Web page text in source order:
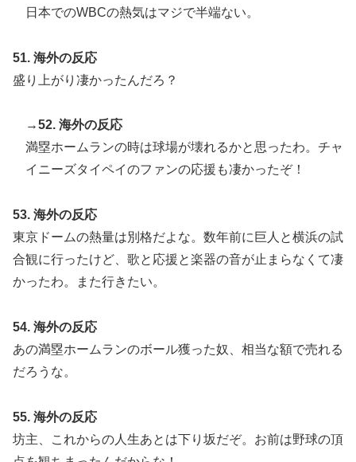
日本でのWBCの熱気はマジで半端ない。
51. 海外の反応
盛り上がり凄かったんだろ？
→52. 海外の反応
満塁ホームランの時は球場が壊れるかと思ったわ。チャ
イニーズタイペイのファンの応援も凄かったぞ！
53. 海外の反応
東京ドームの熱量は別格だよな。数年前に巨人と横浜の試
合観に行ったけど、歌と応援と楽器の音が止まらなくて凄
かったわ。また行きたい。
54. 海外の反応
あの満塁ホームランのボール獲った奴、相当な額で売れる
だろうな。
55. 海外の反応
坊主、これからの人生あとは下り坂だぞ。お前は野球の頂